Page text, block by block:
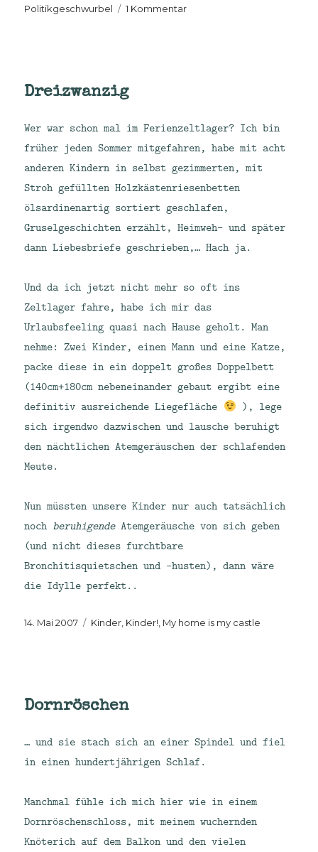
am
Politikgeschwurbel
1 Kommentarzu
Dreizwanzig
Wer war schon mal im Ferienzeltlager? Ich bin
früher jeden Sommer mitgefahren, habe mit acht
anderen Kindern in selbst gezimmerten, mit
Stroh gefüllten Holzkästenriesenbetten
ölsardinenartig sortiert geschlafen,
Gruselgeschichten erzählt, Heimweh- und später
dann Liebesbriefe geschrieben,… Hach ja.
Und da ich jetzt nicht mehr so oft ins
Zeltlager fahre, habe ich mir das
Urlaubsfeeling quasi nach Hause geholt. Man
nehme: Zwei Kinder, einen Mann und eine Katze,
packe diese in ein doppelt großes Doppelbett
(140cm+180cm nebeneinander gebaut ergibt eine
definitiv ausreichende Liegefläche
), lege
sich irgendwo dazwischen und lausche beruhigt
den nächtlichen Atemgeräuschen der schlafenden
Meute.
Nun müssten unsere Kinder nur auch tatsächlich
noch beruhigendeAtemgeräusche von sich geben
(und nicht dieses furchtbare
Bronchitisquietschen und -husten), dann wäre
die Idylle perfekt..
Veröffentlicht
14. Mai 2007 Kategorien
Kinder, Kinder! My home is my castle
Dornröschen
… und sie stach sich an einer Spindel und fiel
in einen hundertjährigen Schlaf.
Manchmal fühle ich mich hier wie in einem
Dornröschenschloss, mit meinem wuchernden
Knöterich auf dem Balkon und den vielen